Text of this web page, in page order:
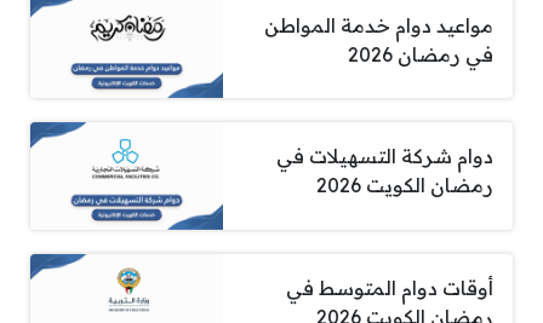
مواعيد دوام خدمة المواطن
في رمضان 2026
دوام شركة التسهيلات في
رمضان الكويت 2026
أوقات دوام المتوسط في
رمضان الكويت 2026